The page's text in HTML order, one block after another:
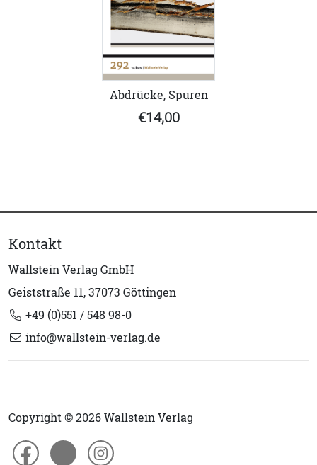
Abdrücke, Spuren
€14,00
Kontakt
Wallstein Verlag GmbH
Geiststraße 11, 37073 Göttingen
+49 (0)551 / 548 98-0
info@wallstein-verlag.de
Copyright © 2026 Wallstein Verlag